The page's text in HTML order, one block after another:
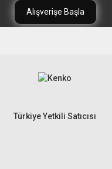
Alışverişe Başla
Türkiye Yetkili Satıcısı